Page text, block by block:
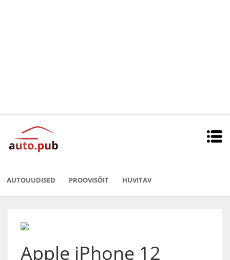
AUTOUUDISED PROOVISÕIT HUVITAV
Apple iPhone 12